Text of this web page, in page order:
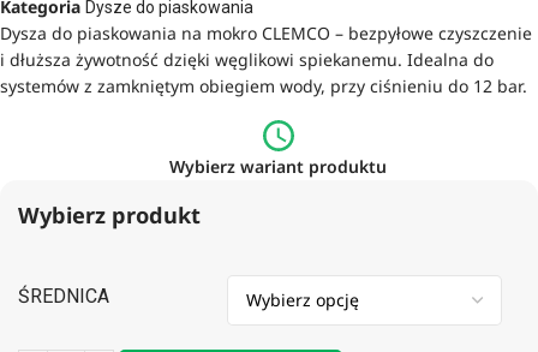
Kategoria Dysze do piaskowania
Dysza do piaskowania na mokro CLEMCO – bezpyłowe czyszczenie
i dłuższa żywotność dzięki węglikowi spiekanemu. Idealna do
systemów z zamkniętym obiegiem wody, przy ciśnieniu do 12 bar.
Wybierz wariant produktu
Wybierz produkt
ŚREDNICA